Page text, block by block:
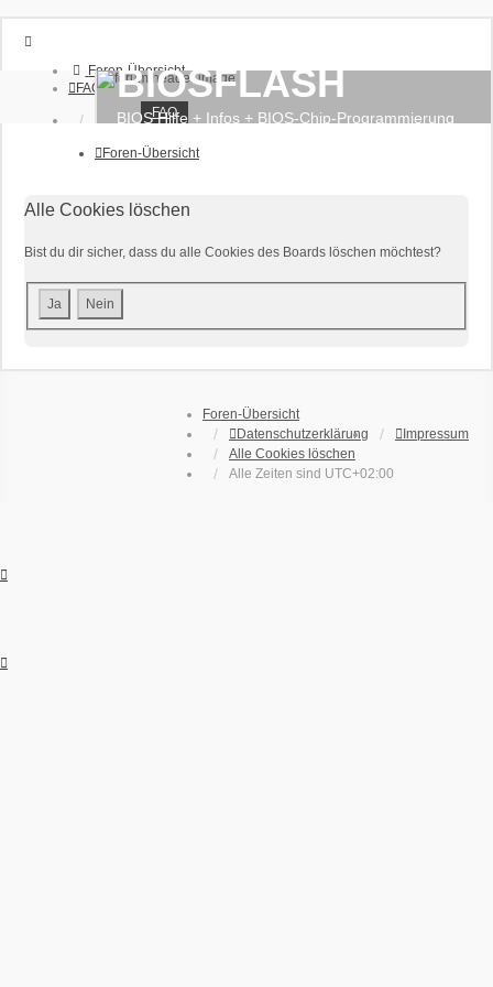
Foren-Übersicht
FAQ
Anmelden
BIOSFLASH
BIOS Hilfe + Infos + BIOS-Chip-Programmierung
FAQ
Foren-Übersicht
Alle Cookies löschen
Bist du dir sicher, dass du alle Cookies des Boards löschen möchtest?
Foren-Übersicht
Datenschutzerklärung
Impressum
Alle Cookies löschen
Alle Zeiten sind UTC+02:00